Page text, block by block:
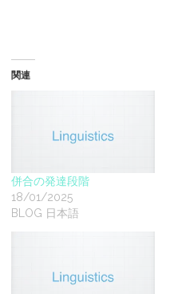
関連
併合の発達段階
18/01/2025
BLOG 日本語